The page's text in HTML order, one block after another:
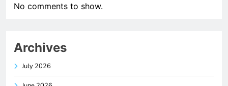
No comments to show.
Archives
July 2026